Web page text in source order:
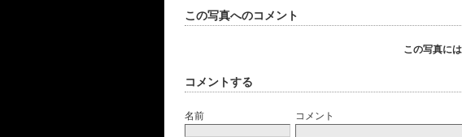
この写真へのコメント
この写真に
コメントする
名前 コメント